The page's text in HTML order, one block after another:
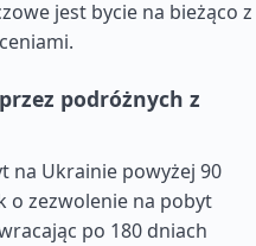
jest bycie na bieżąco z
podróżnych z
na Ukrainie powyżej 90
o zezwolenie na pobyt
po 180 dniach